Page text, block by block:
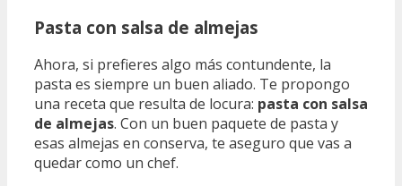
Pasta con salsa de almejas
Ahora, si prefieres algo más contundente, la
pasta es siempre un buen aliado. Te propongo
una receta que resulta de locura: pasta con salsa
de almejas. Con un buen paquete de pasta y
esas almejas en conserva, te aseguro que vas a
quedar como un chef.